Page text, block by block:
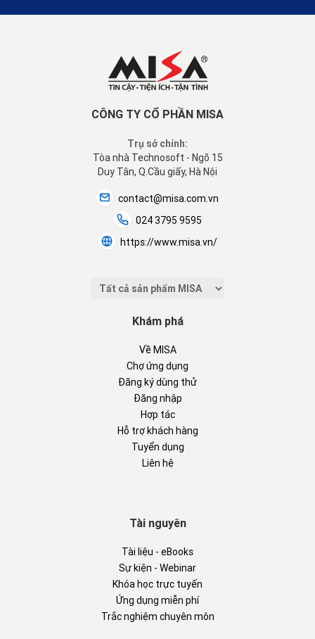
CÔNG TY CỔ PHẦN MISA
Trụ sở chính:
Tòa nhà Technosoft - Ngõ 15
Duy Tân, Q.Cầu giấy, Hà Nội
contact@misa.com.vn
024 3795 9595
https://www.misa.vn/
Khám phá
Về MISA
Chợ ứng dụng
Đăng ký dùng thử
Đăng nhập
Hợp tác
Hỗ trợ khách hàng
Tuyển dụng
Liên hệ
Tài nguyên
Tài liệu - eBooks
Sự kiện - Webinar
Khóa học trực tuyến
Ứng dụng miễn phí
Trắc nghiệm chuyên môn